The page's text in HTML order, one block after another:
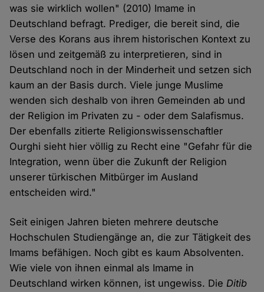
was sie wirklich wollen" (2010) Imame in
Deutschland befragt. Prediger, die bereit sind, die
Verse des Korans aus ihrem historischen Kontext zu
lösen und zeitgemäß zu interpretieren, sind in
Deutschland noch in der Minderheit und setzen sich
kaum an der Basis durch. Viele junge Muslime
wenden sich deshalb von ihren Gemeinden ab und
der Religion im Privaten zu - oder dem Salafismus.
Der ebenfalls zitierte Religionswissenschaftler
Ourghi sieht hier völlig zu Recht eine "Gefahr für die
Integration, wenn über die Zukunft der Religion
unserer türkischen Mitbürger im Ausland
entscheiden wird."
Seit einigen Jahren bieten mehrere deutsche
Hochschulen Studiengänge an, die zur Tätigkeit des
Imams befähigen. Noch gibt es kaum Absolventen.
Wie viele von ihnen einmal als Imame in
Deutschland wirken können, ist ungewiss. DieDitib